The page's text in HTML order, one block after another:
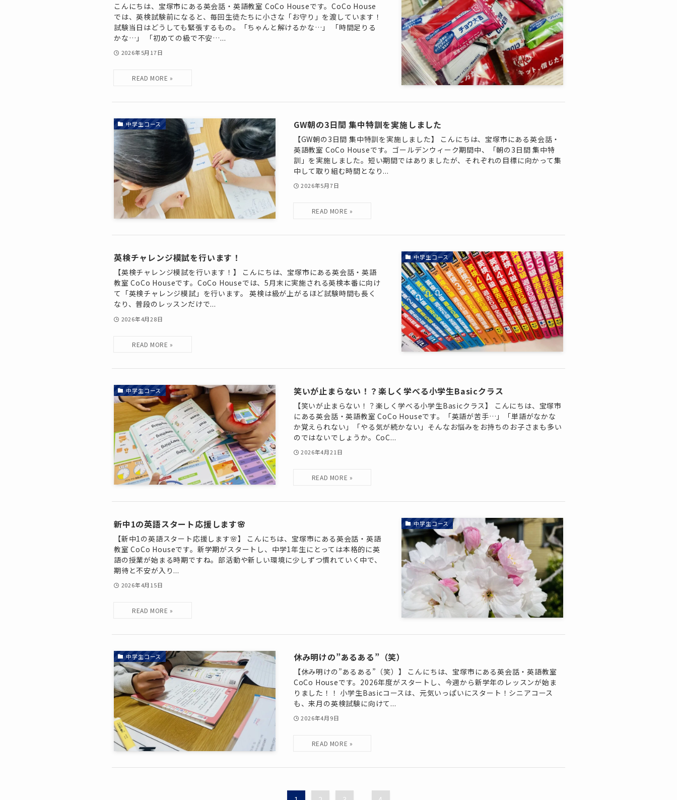
こんにちは、宝塚市にある英会話・英語教室 CoCo Houseです。CoCo House
では、英検試験前になると、毎回生徒たちに小さな「お守り」を渡しています！
試験当日はどうしても緊張するもの。「ちゃんと解けるかな…」 「時間足りる
かな…」 「初めての級で不安…...
2026年5月17日
中学生コース GW朝の3日間 集中特訓を実施しました
【GW朝の3日間 集中特訓を実施しました】 こんにちは、宝塚市にある英会話・
英語教室 CoCo Houseです。ゴールデンウィーク期間中、「朝の3日間 集中特
訓」を実施しました。短い期間ではありましたが、それぞれの目標に向かって集
中して取り組む時間となり...
2026年5月7日
中学生コース
英検チャレンジ模試を行います！
【英検チャレンジ模試を行います！】 こんにちは、宝塚市にある英会話・英語
教室 CoCo Houseです。CoCo Houseでは、5月末に実施される英検本番に向け
て「英検チャレンジ模試」を行います。 英検は級が上がるほど試験時間も長く
なり、普段のレッスンだけで...
2026年4月28日
中学生コース 笑いが止まらない！？楽しく学べる小学生Basicクラス
【笑いが止まらない！？楽しく学べる小学生Basicクラス】 こんにちは、宝塚市
にある英会話・英語教室 CoCo Houseです。「英語が苦手…」「単語がなかな
か覚えられない」「やる気が続かない」そんなお悩みをお持ちのお子さまも多い
のではないでしょうか。CoC...
2026年4月21日
中学生コース
新中1の英語スタート応援します🌸
【新中1の英語スタート応援します🌸】 こんにちは、宝塚市にある英会話・英語
教室 CoCo Houseです。新学期がスタートし、中学1年生にとっては本格的に英
語の授業が始まる時期ですね。部活動や新しい環境に少しずつ慣れていく中で、
期待と不安が入り...
2026年4月15日
中学生コース 休み明けの”あるある”（笑）
【休み明けの”あるある”（笑）】 こんにちは、宝塚市にある英会話・英語教室
CoCo Houseです。2026年度がスタートし、今週から新学年のレッスンが始ま
りました！！ 小学生Basicコースは、元気いっぱいにスタート！シニアコース
も、来月の英検試験に向けて...
2026年4月9日